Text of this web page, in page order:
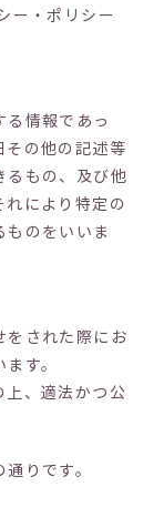
ー・ポリシー
る情報であっ
その他の記述等
るもの、及び他
により特定の
のをいいま
をされた際にお
す。
上、適法かつ公
りです。